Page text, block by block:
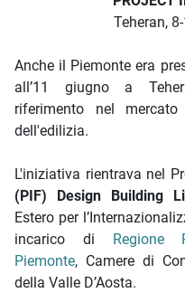
Teheran,
Anche il Piemonte era
all’11 giugno a
riferimento nel
dell'edilizia.
L'iniziativa rientrava nel
(PIF) Design Building
Estero per
incarico di Regione
Piemonte, Camere di
della Valle D’Aosta.